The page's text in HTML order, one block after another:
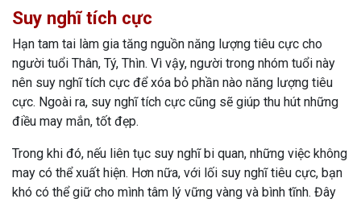
Suy nghĩ tích cực
Hạn tam tai làm gia tăng nguồn năng lượng tiêu cực cho
người tuổi Thân, Tý, Thìn. Vì vậy, người trong nhóm tuổi này
nên suy nghĩ tích cực để xóa bỏ phần nào năng lượng tiêu
cực. Ngoài ra, suy nghĩ tích cực cũng sẽ giúp thu hút những
điều may mắn, tốt đẹp.
Trong khi đó, nếu liên tục suy nghĩ bi quan, những việc không
may có thể xuất hiện. Hơn nữa, với lối suy nghĩ tiêu cực, bạn
khó có thể giữ cho mình tâm lý vững vàng và bình tĩnh. Đây